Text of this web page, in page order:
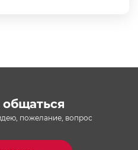
пожелание, вопрос